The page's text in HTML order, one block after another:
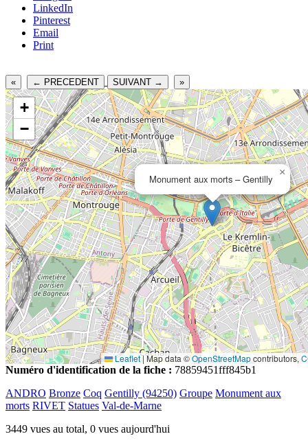
LinkedIn
Pinterest
Email
Print
« ← PRECEDENT SUIVANT → »
Monument aux morts – Gentilly
×
+
−
Leaflet|Map data ©OpenStreetMapcontributors,
Numéro d'identification de la fiche : 78859451fff845b1
ANDRO Bronze Coq Gentilly (94250) Groupe Monument aux
morts RIVET Statues Val-de-Marne
3449 vues au total, 0 vues aujourd'hui